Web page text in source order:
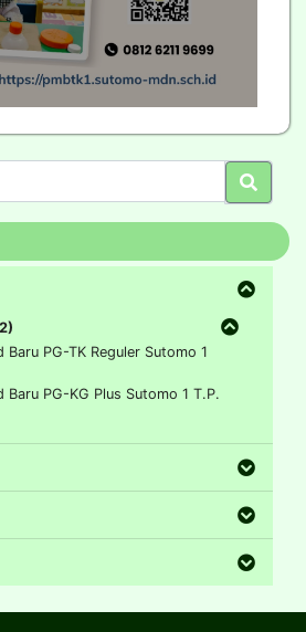
Baru PG-TK Reguler Sutomo 1
Baru PG-KG Plus Sutomo 1 T.P.